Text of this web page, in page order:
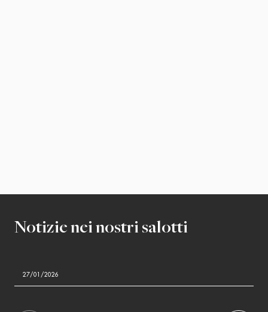
Notizie nei nostri salotti
27/01/2026